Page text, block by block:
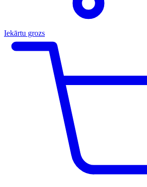
Iekārtu grozs